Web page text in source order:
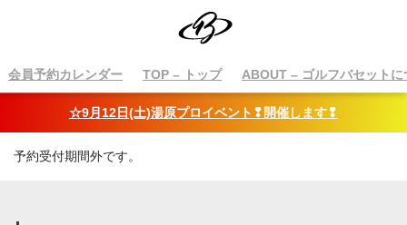
会員予約カレンダー TOP – トップ ABOUT – ゴルフバセットに
☆9月12日(土)湯原プロイベント❢開催します❢
予約受付期間外です。